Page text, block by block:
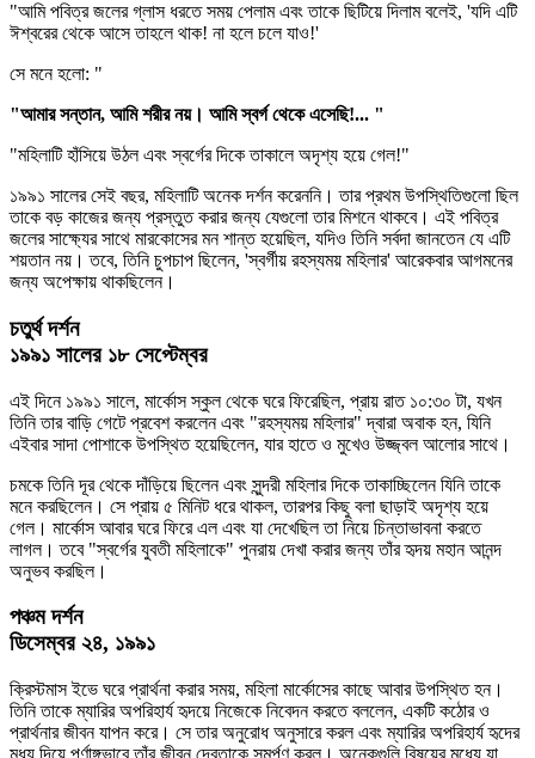
"আমি পবিত্র জলের গ্লাস ধরতে সময় পেলাম এবং তাকে ছিটিয়ে দিলাম বলেই, 'যদি এটি
ঈশ্বরের থেকে আসে তাহলে থাক! না হলে চলে যাও!'
সে মনে হলো: "
"আমার সন্তান, আমি শরীর নয়। আমি স্বর্গ থেকে এসেছি!... "
"মহিলাটি হাঁসিয়ে উঠল এবং স্বর্গের দিকে তাকালে অদৃশ্য হয়ে গেল!"
১৯৯১ সালের সেই বছর, মহিলাটি অনেক দর্শন করেননি। তার প্রথম উপস্থিতিগুলো ছিল
তাকে বড় কাজের জন্য প্রস্তুত করার জন্য যেগুলো তার মিশনে থাকবে। এই পবিত্র
জলের সাক্ষ্যের সাথে মারকোসের মন শান্ত হয়েছিল, যদিও তিনি সর্বদা জানতেন যে এটি
শয়তান নয়। তবে, তিনি চুপচাপ ছিলেন, 'স্বর্গীয় রহস্যময় মহিলার' আরেকবার আগমনের
জন্য অপেক্ষায় থাকছিলেন।
চতুর্থ দর্শন
১৯৯১ সালের ১৮ সেপ্টেম্বর
এই দিনে ১৯৯১ সালে, মার্কোস স্কুল থেকে ঘরে ফিরেছিল, প্রায় রাত ১০:৩০ টা, যখন
তিনি তার বাড়ি গেটে প্রবেশ করলেন এবং "রহস্যময় মহিলার" দ্বারা অবাক হন, যিনি
এইবার সাদা পোশাকে উপস্থিত হয়েছিলেন, যার হাতে ও মুখেও উজ্জ্বল আলোর সাথে।
চমকে তিনি দূর থেকে দাঁড়িয়ে ছিলেন এবং সুন্দরী মহিলার দিকে তাকাচ্ছিলেন যিনি তাকে
মনে করছিলেন। সে প্রায় ৫ মিনিট ধরে থাকল, তারপর কিছু বলা ছাড়াই অদৃশ্য হয়ে
গেল। মার্কোস আবার ঘরে ফিরে এল এবং যা দেখেছিল তা নিয়ে চিন্তাভাবনা করতে
লাগল। তবে "স্বর্গের যুবতী মহিলাকে" পুনরায় দেখা করার জন্য তাঁর হৃদয় মহান আনন্দ
অনুভব করছিল।
পঞ্চম দর্শন
ডিসেম্বর ২৪, ১৯৯১
ক্রিস্টমাস ইভে ঘরে প্রার্থনা করার সময়, মহিলা মার্কোসের কাছে আবার উপস্থিত হন।
তিনি তাকে ম্যারির অপরিহার্য হৃদয়ে নিজেকে নিবেদন করতে বললেন, একটি কঠোর ও
প্রার্থনার জীবন যাপন করে। সে তার অনুরোধ অনুসারে করল এবং ম্যারির অপরিহার্য হৃদের